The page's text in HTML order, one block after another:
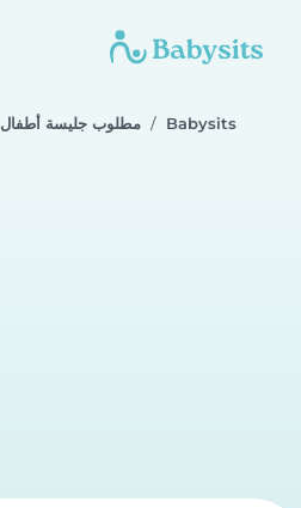
Babysits مطلوب جليسة أطفال